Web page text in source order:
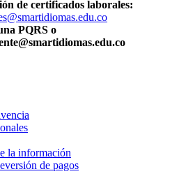
de certificados laborales:
PQRS o
la información
de pagos